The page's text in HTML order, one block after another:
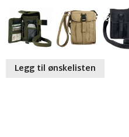
Legg til ønskelisten